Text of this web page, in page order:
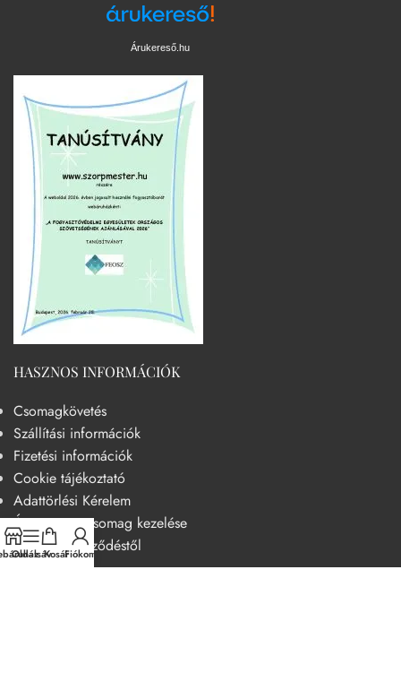
Árukereső.hu
HASZNOS INFORMÁCIÓK
Csomagkövetés
Szállítási információk
Fizetési információk
Cookie tájékoztató
Adattörlési Kérelem
Át nem vett csomag kezelése
Elállás a szerződéstől
OldalsávKosárFiókom